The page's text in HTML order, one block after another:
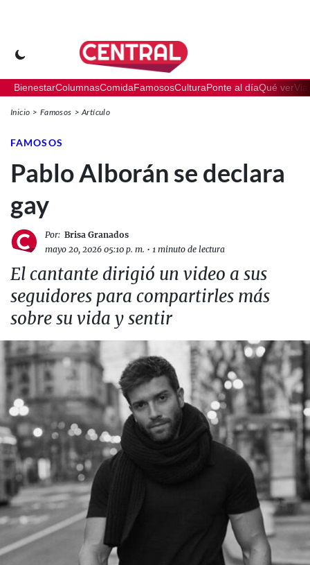
BienestarColumnasComidaFamososCulturaPonte al díaQué ver
Inicio Famosos Artículo
FAMOSOS
Pablo Alborán se declara
gay
Por: Brisa Granados
mayo 20, 2026 05:10 p. m. • 1 minuto de lectura
El cantante dirigió un video a sus
seguidores para compartirles más
sobre su vida y sentir